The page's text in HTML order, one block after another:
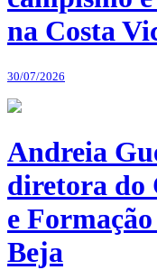
na Costa
30/07/2026
Andreia
diretora do
e
Beja